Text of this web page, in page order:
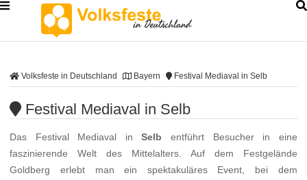
Volksfeste in Deutschland Bayern Festival Mediaval in Selb
Festival Mediaval in Selb
Das Festival Mediaval inSelb entführt Besucher in eine
faszinierende Welt des Mittelalters. Auf dem Festgelände
Goldberg erlebt man ein spektakuläres Event, bei dem